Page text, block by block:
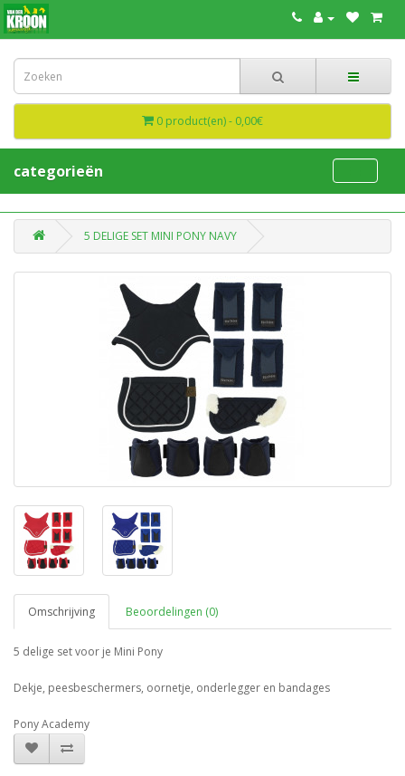
0 product(en) - 0,00€
categorieën
5 DELIGE SET MINI PONY NAVY
Omschrijving Beoordelingen (0)
5 delige set voor je Mini Pony
Dekje, peesbeschermers, oornetje, onderlegger en bandages
Pony Academy